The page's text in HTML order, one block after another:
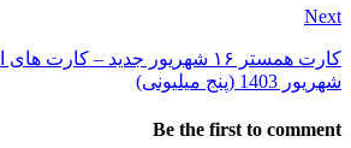
Next
شهریور 1403 (پنج میلیونی)
Be the first to comment